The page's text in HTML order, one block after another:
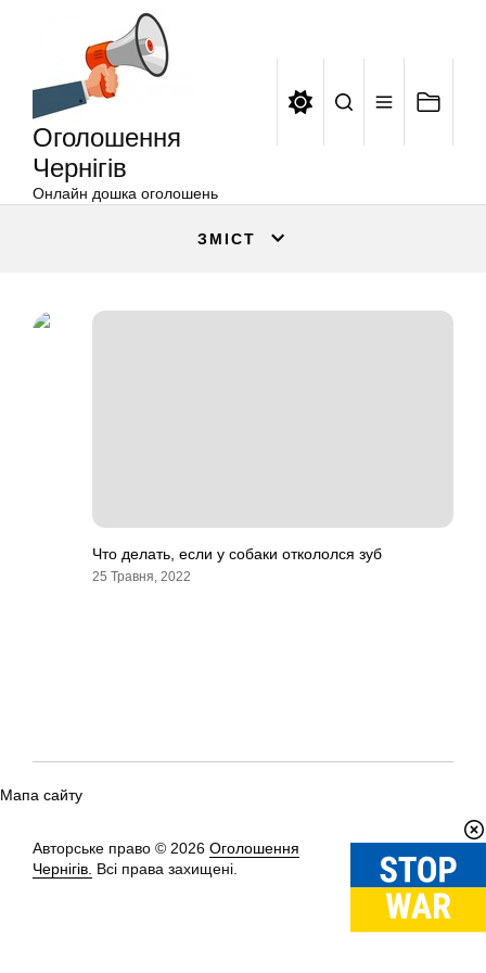
Оголошення
Чернігів
Онлайн дошка оголошень
ЗМІСТ
Что делать, если у собаки откололся зуб
25 Травня, 2022
Мапа сайту
Авторське право © 2026 Оголошення
Чернігів. Всі права захищені.
Вгору↑